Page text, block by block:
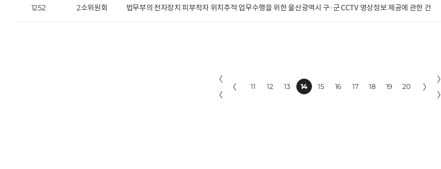
1252 2소위원회 법무부의 전자장치 피부착자 위치추적 업무수행을 위한 울산광역시 구·군 CCTV 영상정보 제공에 관한 건
〈
〈
〈 11 12 13 14 15 16 17 18 19 20 〉
〉
〉